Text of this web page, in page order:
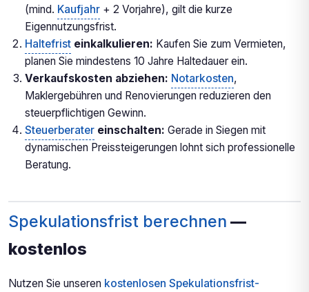
(mind. Kaufjahr + 2 Vorjahre), gilt die kurze
Eigennutzungsfrist.
Haltefrist einkalkulieren: Kaufen Sie zum Vermieten,
planen Sie mindestens 10 Jahre Haltedauer ein.
Verkaufskosten abziehen: Notarkosten,
Maklergebühren und Renovierungen reduzieren den
steuerpflichtigen Gewinn.
Steuerberater einschalten: Gerade in Siegen mit
dynamischen Preissteigerungen lohnt sich professionelle
Beratung.
Spekulationsfrist berechnen —
kostenlos
Nutzen Sie unseren kostenlosen Spekulationsfrist-